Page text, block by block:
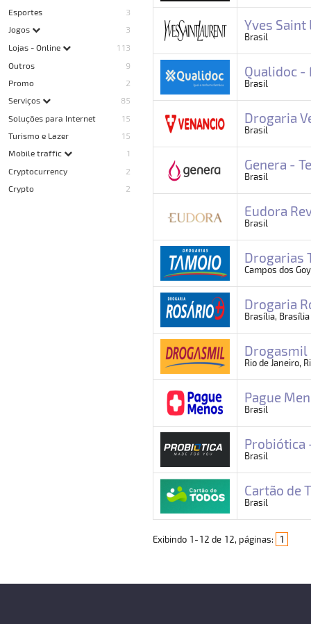
Esportes
3
Jogos
3
Lojas - Online
113
Outros
9
Promo
2
Serviços
85
Soluções para Internet
15
Turismo e Lazer
15
Mobile traffic
1
Cryptocurrency
2
Crypto
2
Yves
Brasil
Qualidoc -
Brasil
Drogaria
Brasil
Genera -
Brasil
Eudora
Brasil
Drogarias
Campos dos
Drogaria
Brasília,
Drogasmil
Rio de Janeiro,
Pague
Brasil
Probiótica
Brasil
Cartão de
Brasil
Exibindo 1-12 de 12, páginas: 1